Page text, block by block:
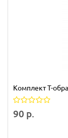
Комплект T-
90 р.